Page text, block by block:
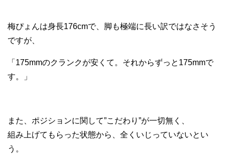
梅ぴょんは身長176cmで、脚も極端に長い訳ではなさそう
ですが、
「175mmのクランクが安くて。それからずっと175mmで
す。」
また、ポジションに関して”こだわり”が一切無く、
組み上げてもらった状態から、全くいじっていないとい
う。